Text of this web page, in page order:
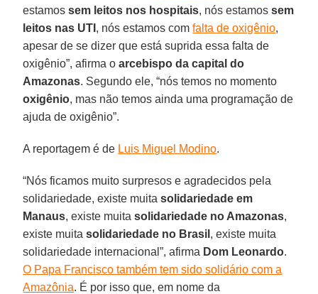
estamossem leitos nos hospitais, nós estamos sem
leitos nas UTI , nós estamos comfalta de oxigênio,
apesar de se dizer que está suprida essa falta de
oxigênio”, afirma oarcebispo da capital do
Amazonas. Segundo ele, “nós temos no momento
oxigênio, mas não temos ainda uma programação de
ajuda de oxigênio”.
A reportagem é de Luis Miguel Modino.
“Nós ficamos muito surpresos e agradecidos pela
solidariedade, existe muitasolidariedade em
Manaus, existe muitasolidariedade no Amazonas,
existe muitasolidariedade no Brasil , existe muita
solidariedade internacional”, afirma Dom Leonardo.
O Papa Francisco também tem sido solidário com a
Amazônia. É por isso que, em nome da